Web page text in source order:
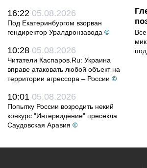
16:22 05.08.2026
Под Екатеринбургом взорван
гендиректор Уралдронзавода ©
10:28 05.08.2026
Читатели Каспаров.Ru: Украина
вправе атаковать любой объект на
территории агрессора – России ©
10:01 05.08.2026
Попытку России возродить некий
конкурс "Интервидение" пресекла
Саудовская Аравия ©